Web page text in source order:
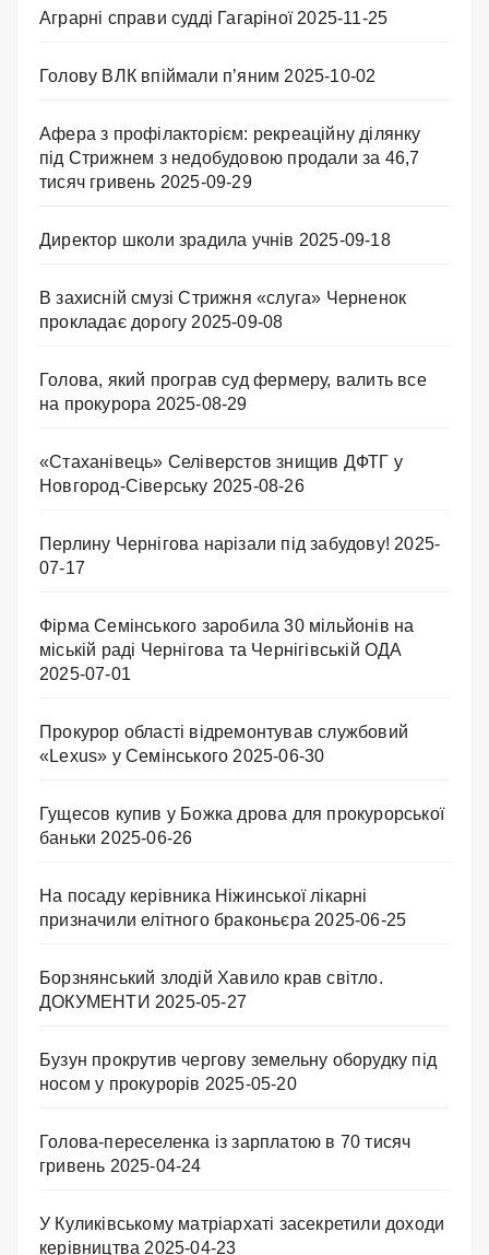
Аграрні справи судді Гагаріної 2025-11-25
Голову ВЛК впіймали п’яним 2025-10-02
Афера з профілакторієм: рекреаційну ділянку
під Стрижнем з недобудовою продали за 46,7
тисяч гривень 2025-09-29
Директор школи зрадила учнів 2025-09-18
В захисній смузі Стрижня «слуга» Черненок
прокладає дорогу 2025-09-08
Голова, який програв суд фермеру, валить все
на прокурора 2025-08-29
«Стаханівець» Селіверстов знищив ДФТГ у
Новгород-Сіверську 2025-08-26
Перлину Чернігова нарізали під забудову! 2025-
07-17
Фірма Семінського заробила 30 мільйонів на
міській раді Чернігова та Чернігівській ОДА
2025-07-01
Прокурор області відремонтував службовий
«Lexus» у Семінського 2025-06-30
Гущесов купив у Божка дрова для прокурорської
баньки 2025-06-26
На посаду керівника Ніжинської лікарні
призначили елітного браконьєра 2025-06-25
Борзнянський злодій Хавило крав світло.
ДОКУМЕНТИ 2025-05-27
Бузун прокрутив чергову земельну оборудку під
носом у прокурорів 2025-05-20
Голова-переселенка із зарплатою в 70 тисяч
гривень 2025-04-24
У Куликівському матріархаті засекретили доходи
керівництва 2025-04-23